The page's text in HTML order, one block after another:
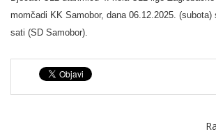
momčadi KK Samobor, dana 06.12.2025.
sati (SD Samobor).